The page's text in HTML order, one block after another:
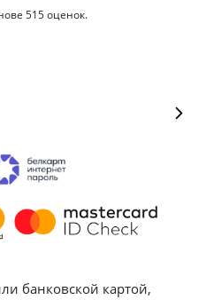
515оценок.
банковской картой,